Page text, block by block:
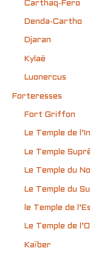
Carthaq-Fero
Denda-Cartho
Djaran
Kylaë
Luonercus
Forteresses
Fort Griffon
Le Temple de
Le Temple
Le Temple du
Le Temple du
le Temple de
Le Temple de
Kaïber